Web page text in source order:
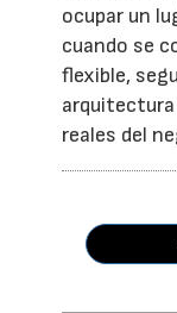
ocupar un
cuando se
flexible,
arquitectura
reales del